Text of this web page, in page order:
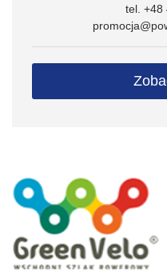
tel. +48